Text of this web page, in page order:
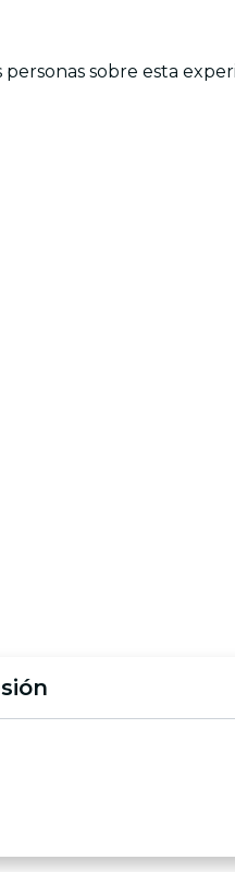
sobre esta